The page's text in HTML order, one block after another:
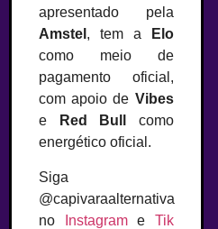
apresentado pela
Amstel , tem a
Elo
como meio de
pagamento oficial,
com apoio de Vibes
e
Red Bull
como
energético oficial.
Siga
@capivaraalternativa
no
Instagrame Tik